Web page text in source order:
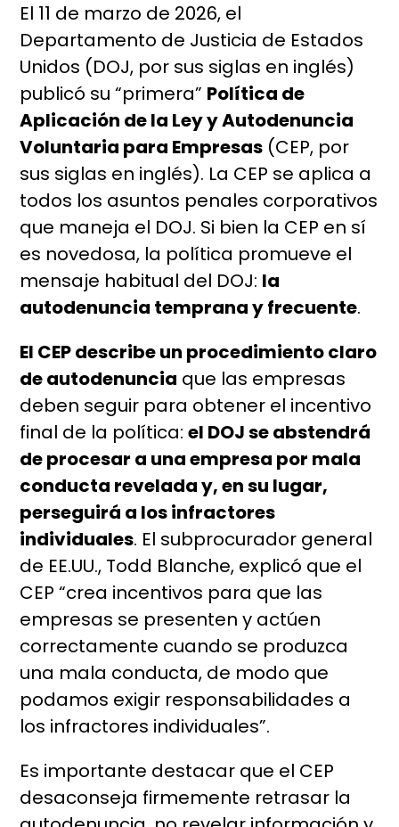
El 11 de marzo de 2026, el
Departamento de Justicia de Estados
Unidos (DOJ, por sus siglas en inglés)
publicó su “primera” Política de
Aplicación de la Ley y Autodenuncia
Voluntaria para Empresas (CEP, por
sus siglas en inglés). La CEP se aplica a
todos los asuntos penales corporativos
que maneja el DOJ. Si bien la CEP en sí
es novedosa, la política promueve el
mensaje habitual del DOJ: la
autodenuncia temprana y frecuente.
El CEP describe un procedimiento claro
de autodenuncia que las empresas
deben seguir para obtener el incentivo
final de la política:el DOJ se abstendrá
de procesar a una empresa por mala
conducta revelada y, en su lugar,
perseguirá a los infractores
individuales. El subprocurador general
de EE.UU., Todd Blanche, explicó que el
CEP “crea incentivos para que las
empresas se presenten y actúen
correctamente cuando se produzca
una mala conducta, de modo que
podamos exigir responsabilidades a
los infractores individuales”.
Es importante destacar que el CEP
desaconseja firmemente retrasar la